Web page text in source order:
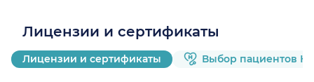
Лицензии и сертификаты
Лицензии и сертификаты Выбор пациентов